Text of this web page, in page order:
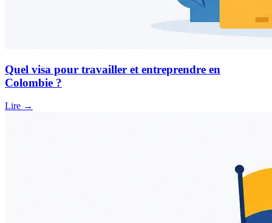
Quel visa pour travailler et entreprendre en
Colombie ?
Lire →